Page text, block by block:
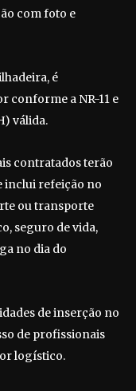
com foto e
é
conforme a NR-11 e
válida.
contratados terão
inclui refeição no
ou transporte
seguro de vida,
no dia do
de inserção no
de profissionais
logístico.